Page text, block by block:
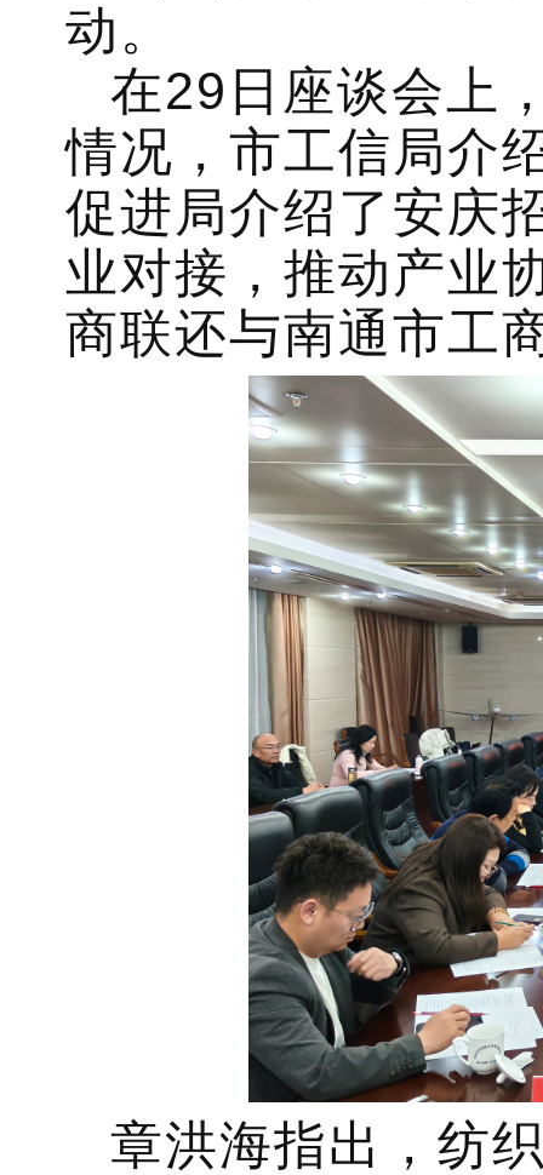
动。
在29日座谈会上
情况，市工信局介
促进局介绍了安庆
业对接，推动产业
商联还与南通市工
章洪海指出，纺